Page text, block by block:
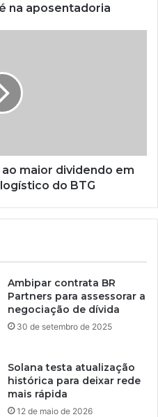
na aposentadoria
maior dividendo em
do BTG
Ambipar contrata BR
Partners para assessorar a
negociação de dívida
30 de setembro de 2025
Solana testa atualização
histórica para deixar rede
mais rápida
12 de maio de 2026